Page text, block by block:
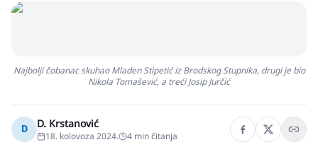
Najbolji čobanac skuhao Mladen Stipetić iz Brodskog Stupnika, drugi je bio
Nikola Tomašević, a treći Josip Jurčić
D D. Krstanović
18. kolovoza 2024. 4 min čitanja